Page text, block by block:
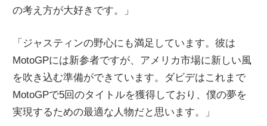
の考え方が大好きです。」
「ジャスティンの野心にも満足しています。彼は
MotoGPには新参者ですが、アメリカ市場に新しい風
を吹き込む準備ができています。ダビデはこれまで
MotoGPで5回のタイトルを獲得しており、僕の夢を
実現するための最適な人物だと思います。」